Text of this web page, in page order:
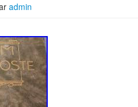
admin